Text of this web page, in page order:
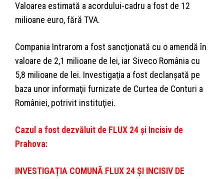
Valoarea estimată a acordului-cadru a fost de 12
milioane euro, fără TVA.
Compania Intrarom a fost sancţionată cu o amendă în
valoare de 2,1 milioane de lei, iar Siveco România cu
5,8 milioane de lei. Investigaţia a fost declanşată pe
baza unor informaţii furnizate de Curtea de Conturi a
României, potrivit instituţiei.
Cazul a fost dezvăluit de FLUX 24 și Incisiv de
Prahova:
INVESTIGAȚIA COMUNĂ FLUX 24 ȘI INCISIV DE